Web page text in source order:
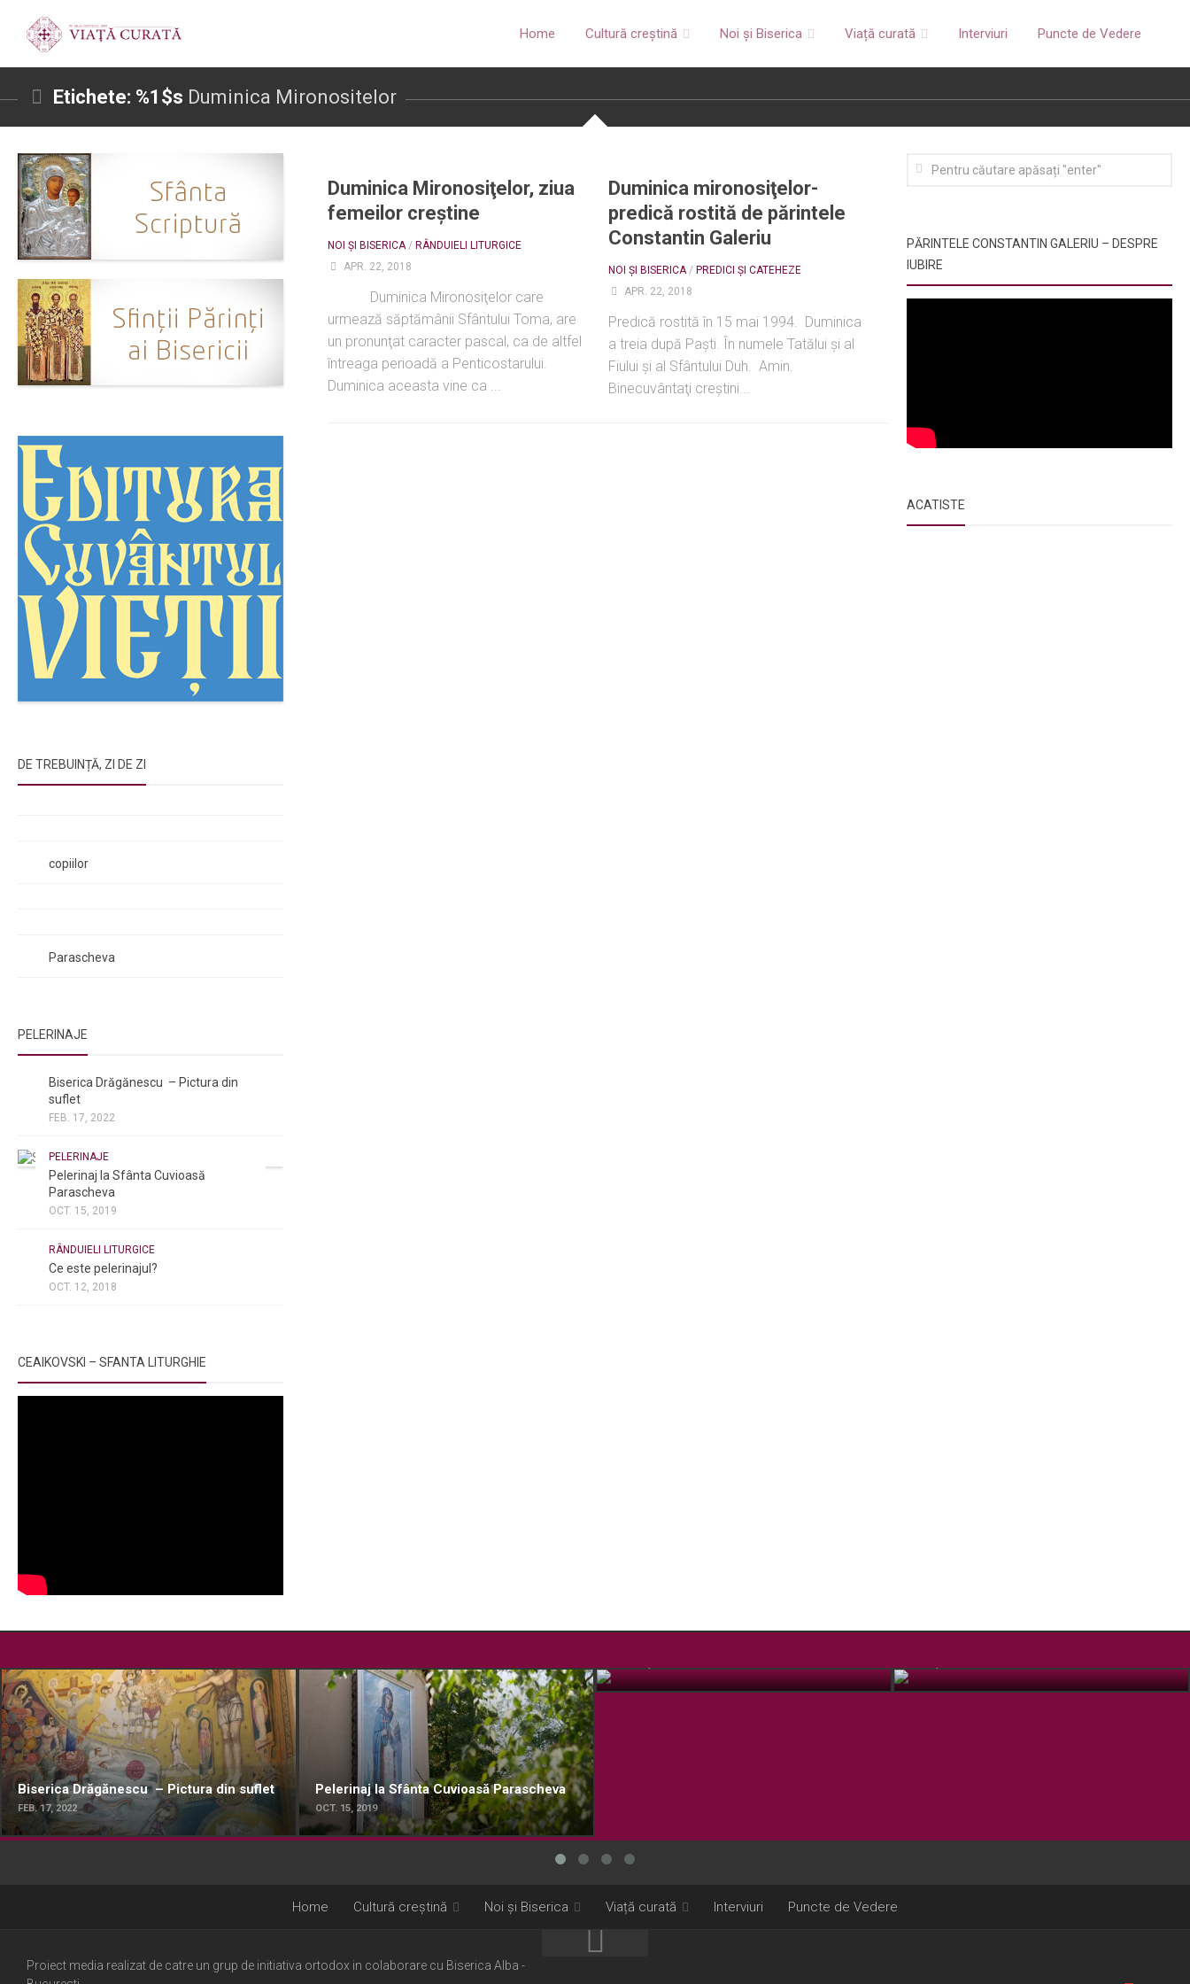
Home Cultură creștină Noi și Biserica Viață curată Interviuri Puncte de Vedere
Etichete: %1$s Duminica Mironositelor
Duminica Mironosiţelor, ziua
femeilor creştine
NOI ȘI BISERICA/ RÂNDUIELI LITURGICE
APR. 22, 2018
Duminica Mironosiţelor care
urmează săptămânii Sfântului Toma, are
un pronunţat caracter pascal, ca de altfel
întreaga perioadă a Penticostarului.
Duminica aceasta vine ca ...
Duminica mironosiţelor-
predică rostită de părintele
Constantin Galeriu
NOI ȘI BISERICA/ PREDICI ȘI CATEHEZE
APR. 22, 2018
Predică rostită în 15 mai 1994. Duminica
a treia după Paşti. În numele Tatălui şi al
Fiului şi al Sfântului Duh. Amin.
Binecuvântaţi creştini...
DE TREBUINȚĂ, ZI DE ZI
copiilor
Parascheva
PELERINAJE
Biserica Drăgănescu – Pictura din
suflet
FEB. 17, 2022
PELERINAJE
Pelerinaj la Sfânta Cuvioasă
Parascheva
OCT. 15, 2019
RÂNDUIELI LITURGICE
Ce este pelerinajul?
OCT. 12, 2018
CEAIKOVSKI – SFANTA LITURGHIE
PĂRINTELE CONSTANTIN GALERIU – DESPRE
IUBIRE
ACATISTE
Biserica Drăgănescu – Pictura din suflet
FEB. 17, 2022
Pelerinaj la Sfânta Cuvioasă Parascheva
OCT. 15, 2019
Home Cultură creștină Noi și Biserica Viață curată Interviuri Puncte de Vedere
Proiect media realizat de catre un grup de initiativa ortodox in colaborare cu Biserica Alba -